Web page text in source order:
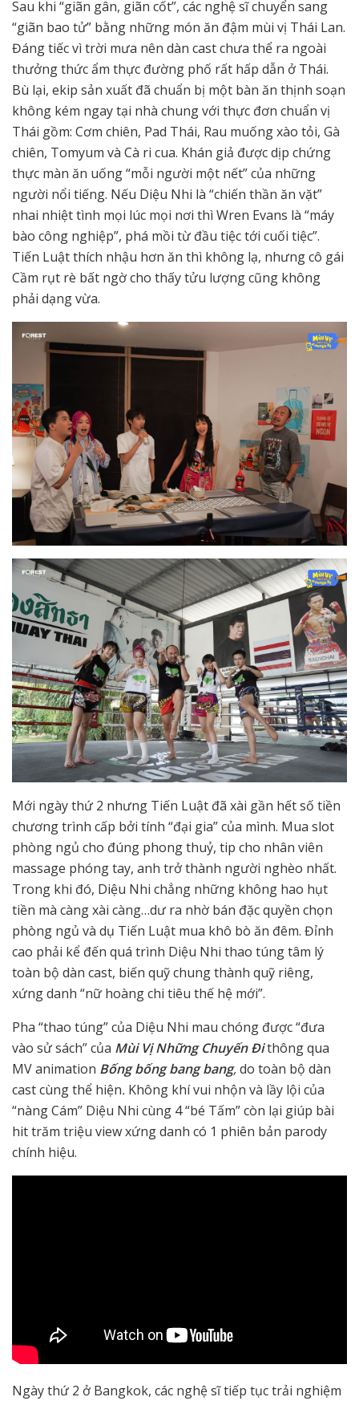
Sau khi “giãn gân, giãn cốt”, các nghệ sĩ chuyển sang
“giãn bao tử” bằng những món ăn đậm mùi vị Thái Lan.
Đáng tiếc vì trời mưa nên dàn cast chưa thể ra ngoài
thưởng thức ẩm thực đường phố rất hấp dẫn ở Thái.
Bù lại, ekip sản xuất đã chuẩn bị một bàn ăn thịnh soạn
không kém ngay tại nhà chung với thực đơn chuẩn vị
Thái gồm: Cơm chiên, Pad Thái, Rau muống xào tỏi, Gà
chiên, Tomyum và Cà ri cua. Khán giả được dịp chứng
thực màn ăn uống “mỗi người một nết” của những
người nổi tiếng. Nếu Diệu Nhi là “chiến thần ăn vặt”
nhai nhiệt tình mọi lúc mọi nơi thì Wren Evans là “máy
bào công nghiệp”, phá mồi từ đầu tiệc tới cuối tiệc”.
Tiến Luật thích nhậu hơn ăn thì không lạ, nhưng cô gái
Cầm rụt rè bất ngờ cho thấy tửu lượng cũng không
phải dạng vừa.
Mới ngày thứ 2 nhưng Tiến Luật đã xài gần hết số tiền
chương trình cấp bởi tính “đại gia” của mình. Mua slot
phòng ngủ cho đúng phong thuỷ, tip cho nhân viên
massage phóng tay, anh trở thành người nghèo nhất.
Trong khi đó, Diệu Nhi chẳng những không hao hụt
tiền mà càng xài càng…dư ra nhờ bán đặc quyền chọn
phòng ngủ và dụ Tiến Luật mua khô bò ăn đêm. Đỉnh
cao phải kể đến quá trình Diệu Nhi thao túng tâm lý
toàn bộ dàn cast, biến quỹ chung thành quỹ riêng,
xứng danh “nữ hoàng chi tiêu thế hệ mới”.
Pha “thao túng” của Diệu Nhi mau chóng được “đưa
vào sử sách” của Mùi Vị Những Chuyến Đithông qua
MV animation Bống bống bang bang,do toàn bộ dàn
cast cùng thể hiện. Không khí vui nhộn và lầy lội của
“nàng Cám” Diệu Nhi cùng 4 “bé Tấm” còn lại giúp bài
hit trăm triệu view xứng danh có 1 phiên bản parody
chính hiệu.
Ngày thứ 2 ở Bangkok, các nghệ sĩ tiếp tục trải nghiệm